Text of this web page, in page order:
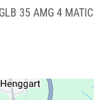
GLB 35 AMG 4